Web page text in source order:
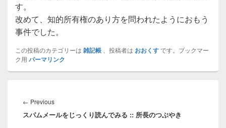
す。
改めて、知的所有権のあり方を問われたようにおもう
事件でした。
この投稿のカテゴリーは 雑記帳 、投稿者は おおくすです。ブックマー
ク用 パーマリンク
稿
ナ
← PreviousPrevious
post:
スパムメールをじっくり読んでみる :: 所長のつぶやき